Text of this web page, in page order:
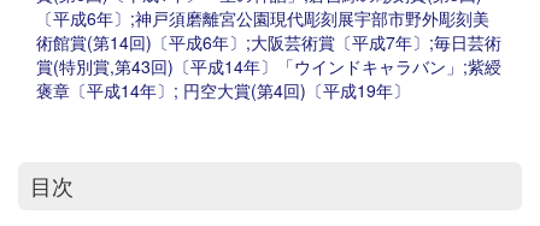
〔平成6年〕;神戸須磨離宮公園現代彫刻展宇部市野外彫刻美
術館賞(第14回)〔平成6年〕;大阪芸術賞〔平成7年〕;毎日芸術
賞(特別賞,第43回)〔平成14年〕「ウインドキャラバン」;紫綬
褒章〔平成14年〕; 円空大賞(第4回)〔平成19年〕
目次